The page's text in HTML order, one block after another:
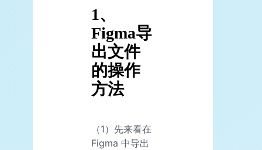
1、
Figma导
出文件
的操作
方法
（1）先来看在
Figma 中导出